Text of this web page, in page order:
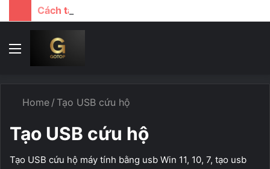
Home / Tạo USB cứu hộ
Tạo USB cứu hộ
Tạo USB cứu hộ máy tính bằng usb Win 11, 10, 7, tạo usb